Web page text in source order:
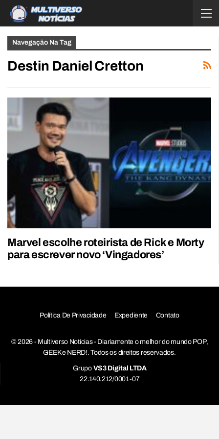
Navegação Na Tag
Destin Daniel Cretton
Marvel escolhe roteirista de Rick e Morty
para escrever novo ‘Vingadores’
Política De Privacidade Expediente Contato
© 2026 - Multiverso Notícias - Diariamente o melhor do mundo POP,
GEEK e NERD!. Todos os direitos reservados.
Grupo VS3 Digital LTDA
22.140.212/0001-07